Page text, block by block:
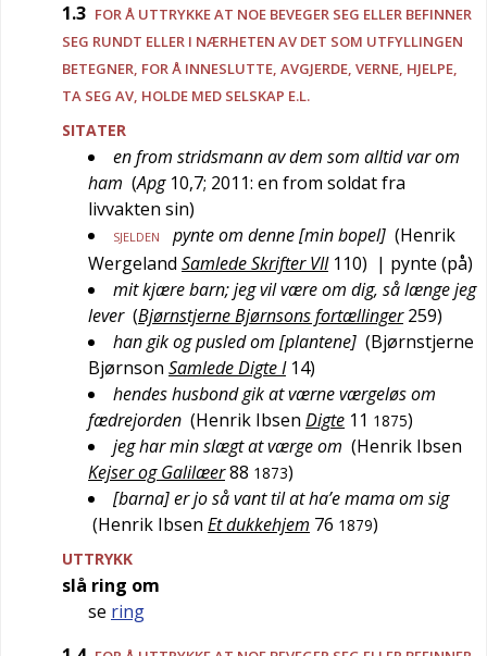
1.3 FOR Å UTTRYKKE AT NOE BEVEGER SEG ELLER BEFINNER
SEG RUNDT ELLER I NÆRHETEN AV DET SOM UTFYLLINGEN
BETEGNER, FOR Å INNESLUTTE, AVGJERDE, VERNE, HJELPE,
TA SEG AV, HOLDE MED SELSKAP E.L.
SITATER
en from stridsmann av dem som alltid var om
ham (Apg 10,7; 2011: en from soldat fra
livvakten sin)
SJELDEN pynte om denne [min bopel] (Henrik
Wergeland Samlede Skrifter VII 110) | pynte (på)
mit kjære barn; jeg vil være om dig, så længe jeg
lever (Bjørnstjerne Bjørnsons fortællinger 259)
han gik og pusled om [plantene] (Bjørnstjerne
Bjørnson Samlede Digte I 14)
hendes husbond gik at værne værgeløs om
fædrejorden (Henrik Ibsen Digte 11 1875)
jeg har min slægt at værge om (Henrik Ibsen
Kejser og Galilæer88 1873)
[barna] er jo så vant til at ha’e mama om sig
(Henrik Ibsen Et dukkehjem 76 1879)
UTTRYKK
slå ring om
se ring